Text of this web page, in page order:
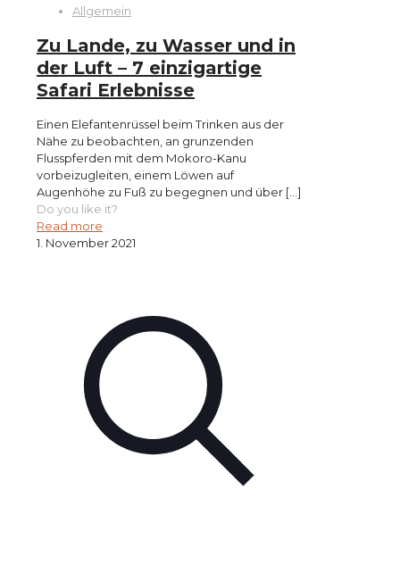
Allgemein
Zu Lande, zu Wasser und in
der Luft – 7 einzigartige
Safari Erlebnisse
Einen Elefantenrüssel beim Trinken aus der
Nähe zu beobachten, an grunzenden
Flusspferden mit dem Mokoro-Kanu
vorbeizugleiten, einem Löwen auf
Augenhöhe zu Fuß zu begegnen und über […]
Do you like it?
Read more
1. November 2021